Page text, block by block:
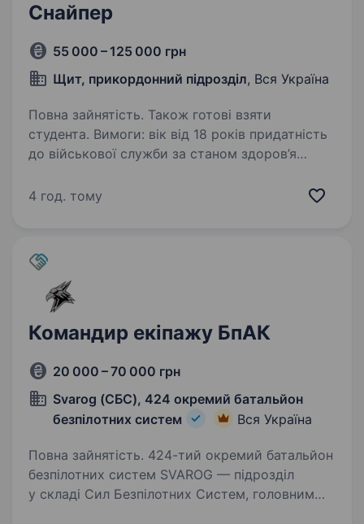
Снайпер
55 000 – 125 000 грн
Щит, прикордонний підрозділ, Вся Україна
Повна зайнятість. Також готові взяти
студента. Вимоги: вік від 18 років придатність
до військової служби за станом здоров’я
відсутність судимостей Умови роботи:
4 год. тому
Командир екіпажу БпАК
20 000 – 70 000 грн
Svarog (СБС), 424 окремий батальйон
безпілотних систем
Вся Україна
Повна зайнятість. 424-тий окремий батальйон
безпілотних систем SVAROG — підрозділ
у складі Сил Безпілотних Систем, головним